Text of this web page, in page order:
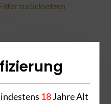
zurücksetzen
18Jahre Alt